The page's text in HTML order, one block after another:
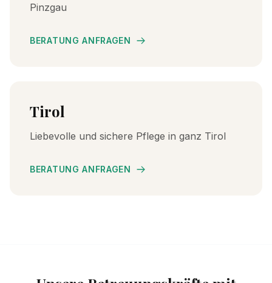
Pinzgau
BERATUNG ANFRAGEN
Tirol
Liebevolle und sichere Pflege in ganz Tirol
BERATUNG ANFRAGEN